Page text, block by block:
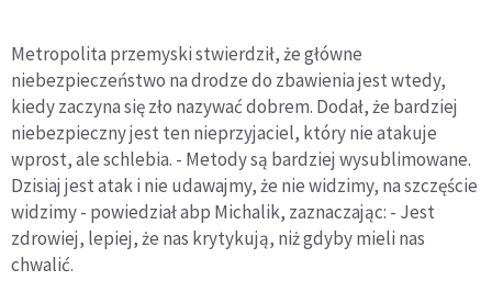
Metropolita przemyski stwierdził, że główne
niebezpieczeństwo na drodze do zbawienia jest wtedy,
kiedy zaczyna się zło nazywać dobrem. Dodał, że bardziej
niebezpieczny jest ten nieprzyjaciel, który nie atakuje
wprost, ale schlebia. - Metody są bardziej wysublimowane.
Dzisiaj jest atak i nie udawajmy, że nie widzimy, na szczęście
widzimy - powiedział abp Michalik, zaznaczając: - Jest
zdrowiej, lepiej, że nas krytykują, niż gdyby mieli nas
chwalić.